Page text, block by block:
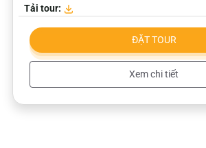
Tải tour:
ĐẶT TOUR
Xem chi tiết